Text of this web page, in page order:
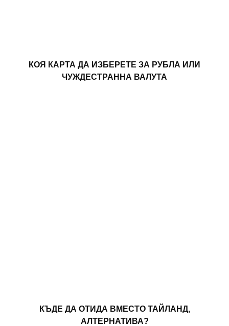
КОЯ КАРТА ДА ИЗБЕРЕТЕ ЗА РУБЛА ИЛИ
ЧУЖДЕСТРАННА ВАЛУТА
КЪДЕ ДА ОТИДА ВМЕСТО ТАЙЛАНД,
АЛТЕРНАТИВА?